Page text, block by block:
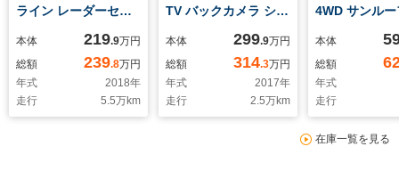
ライン レーダーセー
ナビTV バックカメラ
ARTICOレザーシート
シートヒーター AMG
スタイリングPKG
AMG18インチAW
本体 219.9万円
総額
239.8万円
年式
2018年
走行
5.5万km
TV バックカメラ シー
レコ デュアルエキゾ
ーストパイプ ブライ
ンドスポット リアト
ラフィックアラート
ポストコリジョンブレ
本体 299.9万円
総額
314.3万円
年式
2017年
走行
2.5万km
4WD サンルー
アドバンスド
HUD 前後ドラ
ェスチャーコ
ル AMGパフ
スハンドル/ド
コントロール
本体
総額
年式
走行
在庫一覧を見る